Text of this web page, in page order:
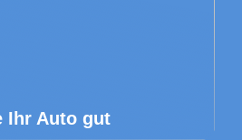
Ihr Auto gut